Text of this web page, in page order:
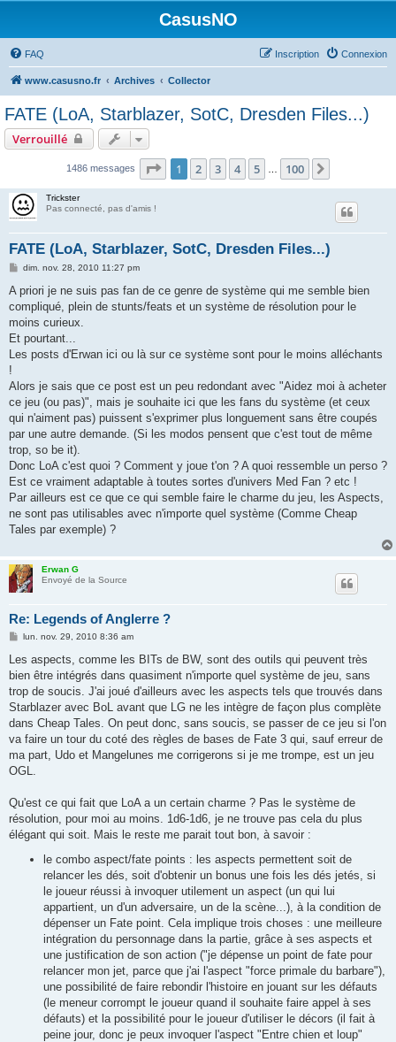
CasusNO
FAQ Connexion
Inscription
www.casusno.fr Archives Collector
FATE (LoA, Starblazer, SotC, Dresden Files...)
Verrouillé
1486 messages Page 1sur100
1 2 3 4 5 100
Trickster
Pas connecté, pas d'amis !
FATE (LoA, Starblazer, SotC, Dresden Files...)
M
s
s
a
g
dim. nov. 28, 2010 11:27 pm
A priori je ne suis pas fan de ce genre de système qui me semble bien
compliqué, plein de stunts/feats et un système de résolution pour le
moins curieux.
Et pourtant...
Les posts d'Erwan ici ou là sur ce système sont pour le moins alléchants
!
Alors je sais que ce post est un peu redondant avec "Aidez moi à acheter
ce jeu (ou pas)", mais je souhaite ici que les fans du système (et ceux
qui n'aiment pas) puissent s'exprimer plus longuement sans être coupés
par une autre demande. (Si les modos pensent que c'est tout de même
trop, so be it).
Donc LoA c'est quoi ? Comment y joue t'on ? A quoi ressemble un perso ?
Est ce vraiment adaptable à toutes sortes d'univers Med Fan ? etc !
Par ailleurs est ce que ce qui semble faire le charme du jeu, les Aspects,
ne sont pas utilisables avec n'importe quel système (Comme Cheap
Tales par exemple) ?
Erwan G
Envoyé de la Source
Re: Legends of Anglerre ?
M
s
a
g
e
lun. nov. 29, 2010 8:36 am
Les aspects, comme les BITs de BW, sont des outils qui peuvent très
bien être intégrés dans quasiment n'importe quel système de jeu, sans
trop de soucis. J'ai joué d'ailleurs avec les aspects tels que trouvés dans
Starblazer avec BoL avant que LG ne les intègre de façon plus complète
dans Cheap Tales. On peut donc, sans soucis, se passer de ce jeu si l'on
va faire un tour du coté des règles de bases de Fate 3 qui, sauf erreur de
ma part, Udo et Mangelunes me corrigerons si je me trompe, est un jeu
OGL.
Qu'est ce qui fait que LoA a un certain charme ? Pas le système de
résolution, pour moi au moins. 1d6-1d6, je ne trouve pas cela du plus
élégant qui soit. Mais le reste me parait tout bon, à savoir :
le combo aspect/fate points : les aspects permettent soit de
relancer les dés, soit d'obtenir un bonus une fois les dés jetés, si
le joueur réussi à invoquer utilement un aspect (un qui lui
appartient, un d'un adversaire, un de la scène...), à la condition de
dépenser un Fate point. Cela implique trois choses : une meilleure
intégration du personnage dans la partie, grâce à ses aspects et
une justification de son action ("je dépense un point de fate pour
relancer mon jet, parce que j'ai l'aspect "force primale du barbare"),
une possibilité de faire rebondir l'histoire en jouant sur les défauts
(le meneur corrompt le joueur quand il souhaite faire appel à ses
défauts) et la possibilité pour le joueur d'utiliser le décors (il fait à
peine jour, donc je peux invoquer l'aspect "Entre chien et loup"